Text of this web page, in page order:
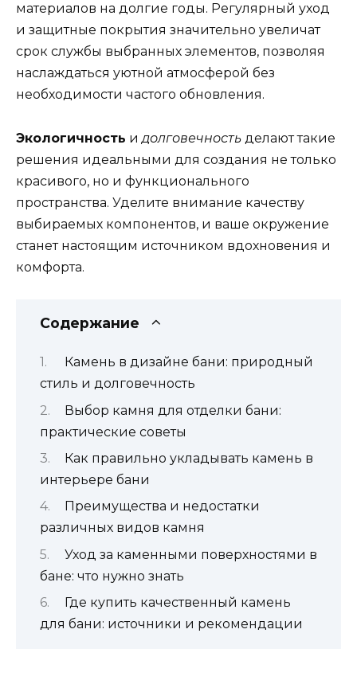
материалов на долгие годы. Регулярный уход
и защитные покрытия значительно увеличат
срок службы выбранных элементов, позволяя
наслаждаться уютной атмосферой без
необходимости частого обновления.
Экологичность и долговечность делают такие
решения идеальными для создания не только
красивого, но и функционального
пространства. Уделите внимание качеству
выбираемых компонентов, и ваше окружение
станет настоящим источником вдохновения и
комфорта.
Содержание
Камень в дизайне бани: природный
стиль и долговечность
Выбор камня для отделки бани:
практические советы
Как правильно укладывать камень в
интерьере бани
Преимущества и недостатки
различных видов камня
Уход за каменными поверхностями в
бане: что нужно знать
Где купить качественный камень
для бани: источники и рекомендации